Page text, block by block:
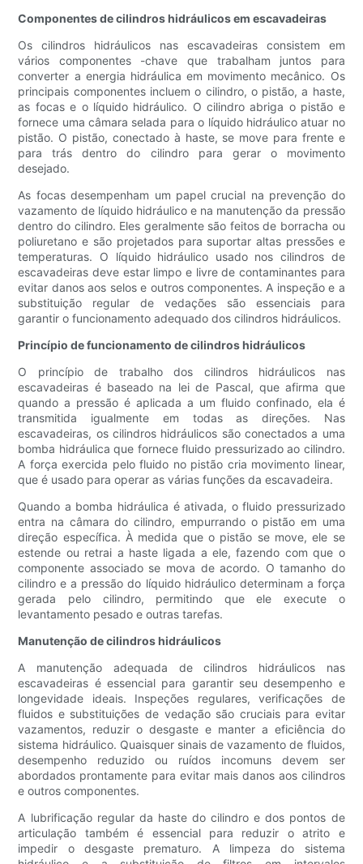
Componentes de cilindros hidráulicos em escavadeiras
Os cilindros hidráulicos nas escavadeiras consistem em
vários componentes -chave que trabalham juntos para
converter a energia hidráulica em movimento mecânico. Os
principais componentes incluem o cilindro, o pistão, a haste,
as focas e o líquido hidráulico. O cilindro abriga o pistão e
fornece uma câmara selada para o líquido hidráulico atuar no
pistão. O pistão, conectado à haste, se move para frente e
para trás dentro do cilindro para gerar o movimento
desejado.
As focas desempenham um papel crucial na prevenção do
vazamento de líquido hidráulico e na manutenção da pressão
dentro do cilindro. Eles geralmente são feitos de borracha ou
poliuretano e são projetados para suportar altas pressões e
temperaturas. O líquido hidráulico usado nos cilindros de
escavadeiras deve estar limpo e livre de contaminantes para
evitar danos aos selos e outros componentes. A inspeção e a
substituição regular de vedações são essenciais para
garantir o funcionamento adequado dos cilindros hidráulicos.
Princípio de funcionamento de cilindros hidráulicos
O princípio de trabalho dos cilindros hidráulicos nas
escavadeiras é baseado na lei de Pascal, que afirma que
quando a pressão é aplicada a um fluido confinado, ela é
transmitida igualmente em todas as direções. Nas
escavadeiras, os cilindros hidráulicos são conectados a uma
bomba hidráulica que fornece fluido pressurizado ao cilindro.
A força exercida pelo fluido no pistão cria movimento linear,
que é usado para operar as várias funções da escavadeira.
Quando a bomba hidráulica é ativada, o fluido pressurizado
entra na câmara do cilindro, empurrando o pistão em uma
direção específica. À medida que o pistão se move, ele se
estende ou retrai a haste ligada a ele, fazendo com que o
componente associado se mova de acordo. O tamanho do
cilindro e a pressão do líquido hidráulico determinam a força
gerada pelo cilindro, permitindo que ele execute o
levantamento pesado e outras tarefas.
Manutenção de cilindros hidráulicos
A manutenção adequada de cilindros hidráulicos nas
escavadeiras é essencial para garantir seu desempenho e
longevidade ideais. Inspeções regulares, verificações de
fluidos e substituições de vedação são cruciais para evitar
vazamentos, reduzir o desgaste e manter a eficiência do
sistema hidráulico. Quaisquer sinais de vazamento de fluidos,
desempenho reduzido ou ruídos incomuns devem ser
abordados prontamente para evitar mais danos aos cilindros
e outros componentes.
A lubrificação regular da haste do cilindro e dos pontos de
articulação também é essencial para reduzir o atrito e
impedir o desgaste prematuro. A limpeza do sistema